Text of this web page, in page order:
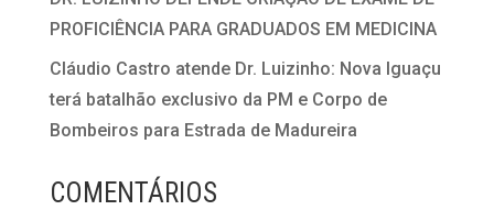
PROFICIÊNCIA PARA GRADUADOS EM MEDICINA
Cláudio Castro atende Dr. Luizinho: Nova Iguaçu
terá batalhão exclusivo da PM e Corpo de
Bombeiros para Estrada de Madureira
COMENTÁRIOS